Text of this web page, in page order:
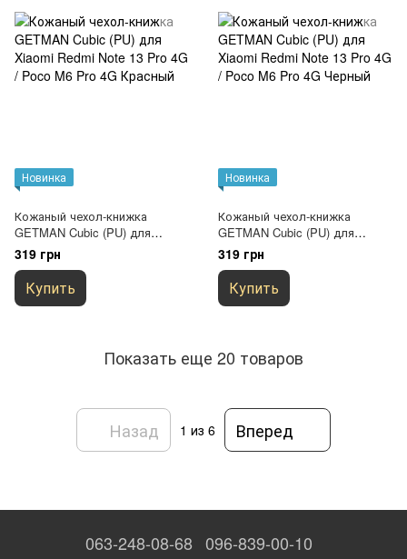
Новинка
Кожаный чехол-книжка
GETMAN Cubic (PU) для
Xiaomi Redmi Note 13 Pro 4G /
Poco M6 Pro 4G Красный
319 грн
Купить
Новинка
Кожаный чехол-книжка
GETMAN Cubic (PU) для
Xiaomi Redmi Note 13 Pro 4G /
Poco M6 Pro 4G Черный
319 грн
Купить
Показать еще 20 товаров
Назад 1 из 6 Вперед
063-248-08-68 096-839-00-10